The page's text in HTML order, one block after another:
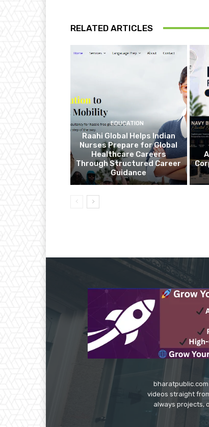
RELATED ARTICLES
EDUCATION
Raahi Global Helps Indian
Nurses Prepare for Global
Healthcare Careers
Through Structured Career
Guidance
videos straight
always projects,